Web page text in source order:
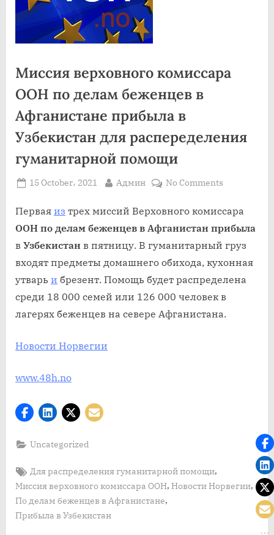
Миссия верховного комиссара
ООН по делам беженцев в
Афганистане прибыла в
Узбекистан для распеределения
гуманитарной помощи
Posted
15 October، 2021 By
Админ No Commentson
верховного
комиссара
по
делам
беженцев
в
Первая из трех миссий Верховного комиссара
ООН по делам беженцев в Афганистан прибыла
в Узбекистан в пятницу. В гуманитарный груз
входят предметы домашнего обихода, кухонная
утварь и брезент. Помощь будет распределена
среди 18 000 семей или 126 000 человек в
лагерях беженцев на севере Афганистана.
Новости Норвегии
www.48h.no
Uncategorized
Tags:
Для распределения гуманитарной помощи,
Миссия верховного комиссара ООН, Новости Норвегии,
По делам беженцев в Афганистане,
Прибыла в Узбекистан